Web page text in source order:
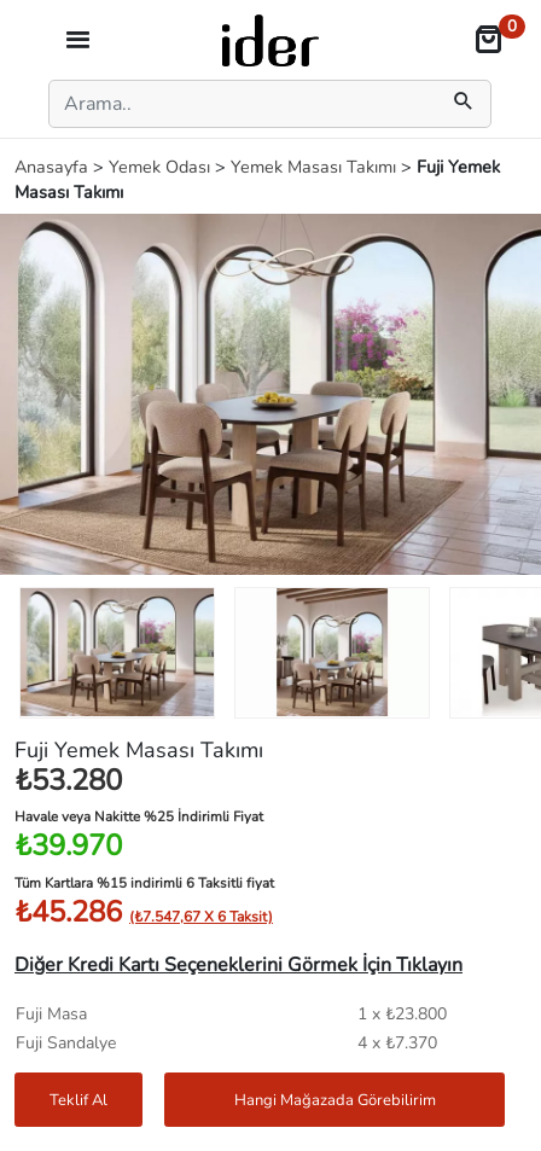
0
Anasayfa > Yemek Odası > Yemek Masası Takımı > Fuji Yemek
Masası Takımı
Fuji Yemek Masası Takımı
₺53.280
Havale veya Nakitte %25 İndirimli Fiyat
₺39.970
Tüm Kartlara %15 indirimli 6 Taksitli fiyat
₺45.286 (₺7.547,67 X 6 Taksit)
Diğer Kredi Kartı Seçeneklerini Görmek İçin Tıklayın
Fuji Masa
1 x ₺23.800
Fuji Sandalye
4 x ₺7.370
Teklif Al Hangi Mağazada Görebilirim